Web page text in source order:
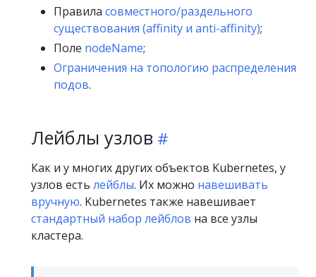
Правила совместного/раздельного
существования (affinity и anti-affinity);
Поле nodeName;
Ограничения на топологию распределения
подов.
Лейблы узлов
Как и у многих других объектов Kubernetes, у
узлов есть лейблы. Их можно навешивать
вручную. Kubernetes также навешивает
стандартный набор лейблов на все узлы
кластера.